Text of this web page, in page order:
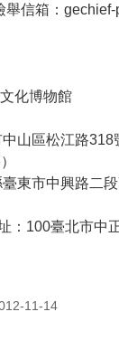
信箱： gechief-
化博物館
山區松江路
東市中興路二
：100臺北市
11-14